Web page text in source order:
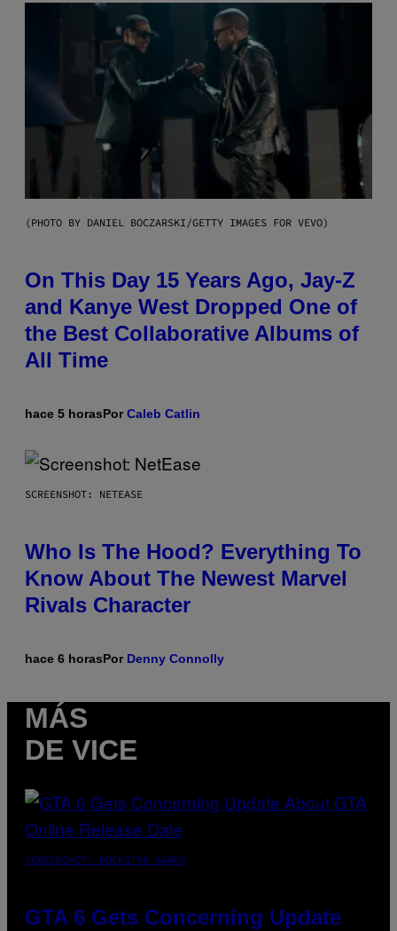
(PHOTO BY DANIEL BOCZARSKI/GETTY IMAGES FOR VEVO)
On This Day 15 Years Ago, Jay-Z
and Kanye West Dropped One of
the Best Collaborative Albums of
All Time
hace 5 horasPorCaleb Catlin
SCREENSHOT: NETEASE
Who Is The Hood? Everything To
Know About The Newest Marvel
Rivals Character
hace 6 horasPor Denny Connolly
MÁS
DE VICE
SCREENSHOT: ROCKSTAR GAMES
GTA 6 Gets Concerning Update